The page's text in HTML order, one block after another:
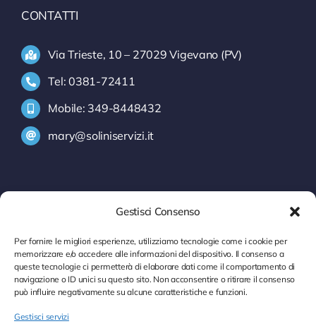
Gestisci Consenso
Per fornire le migliori esperienze, utilizziamo tecnologie come i cookie per
memorizzare e/o accedere alle informazioni del dispositivo. Il consenso a
queste tecnologie ci permetterà di elaborare dati come il comportamento di
navigazione o ID unici su questo sito. Non acconsentire o ritirare il consenso
può influire negativamente su alcune caratteristiche e funzioni.
Gestisci servizi
CONTATTI
Via Trieste, 10 – 27029 Vigevano (PV)
Tel: 0381-72411
Mobile: 349-8448432
mary@soliniservizi.it
INFORMATIVA INTRASTAT
MODELLI INTRA
CONTROLLO P. IVA
DOCUMENTI ONLINE